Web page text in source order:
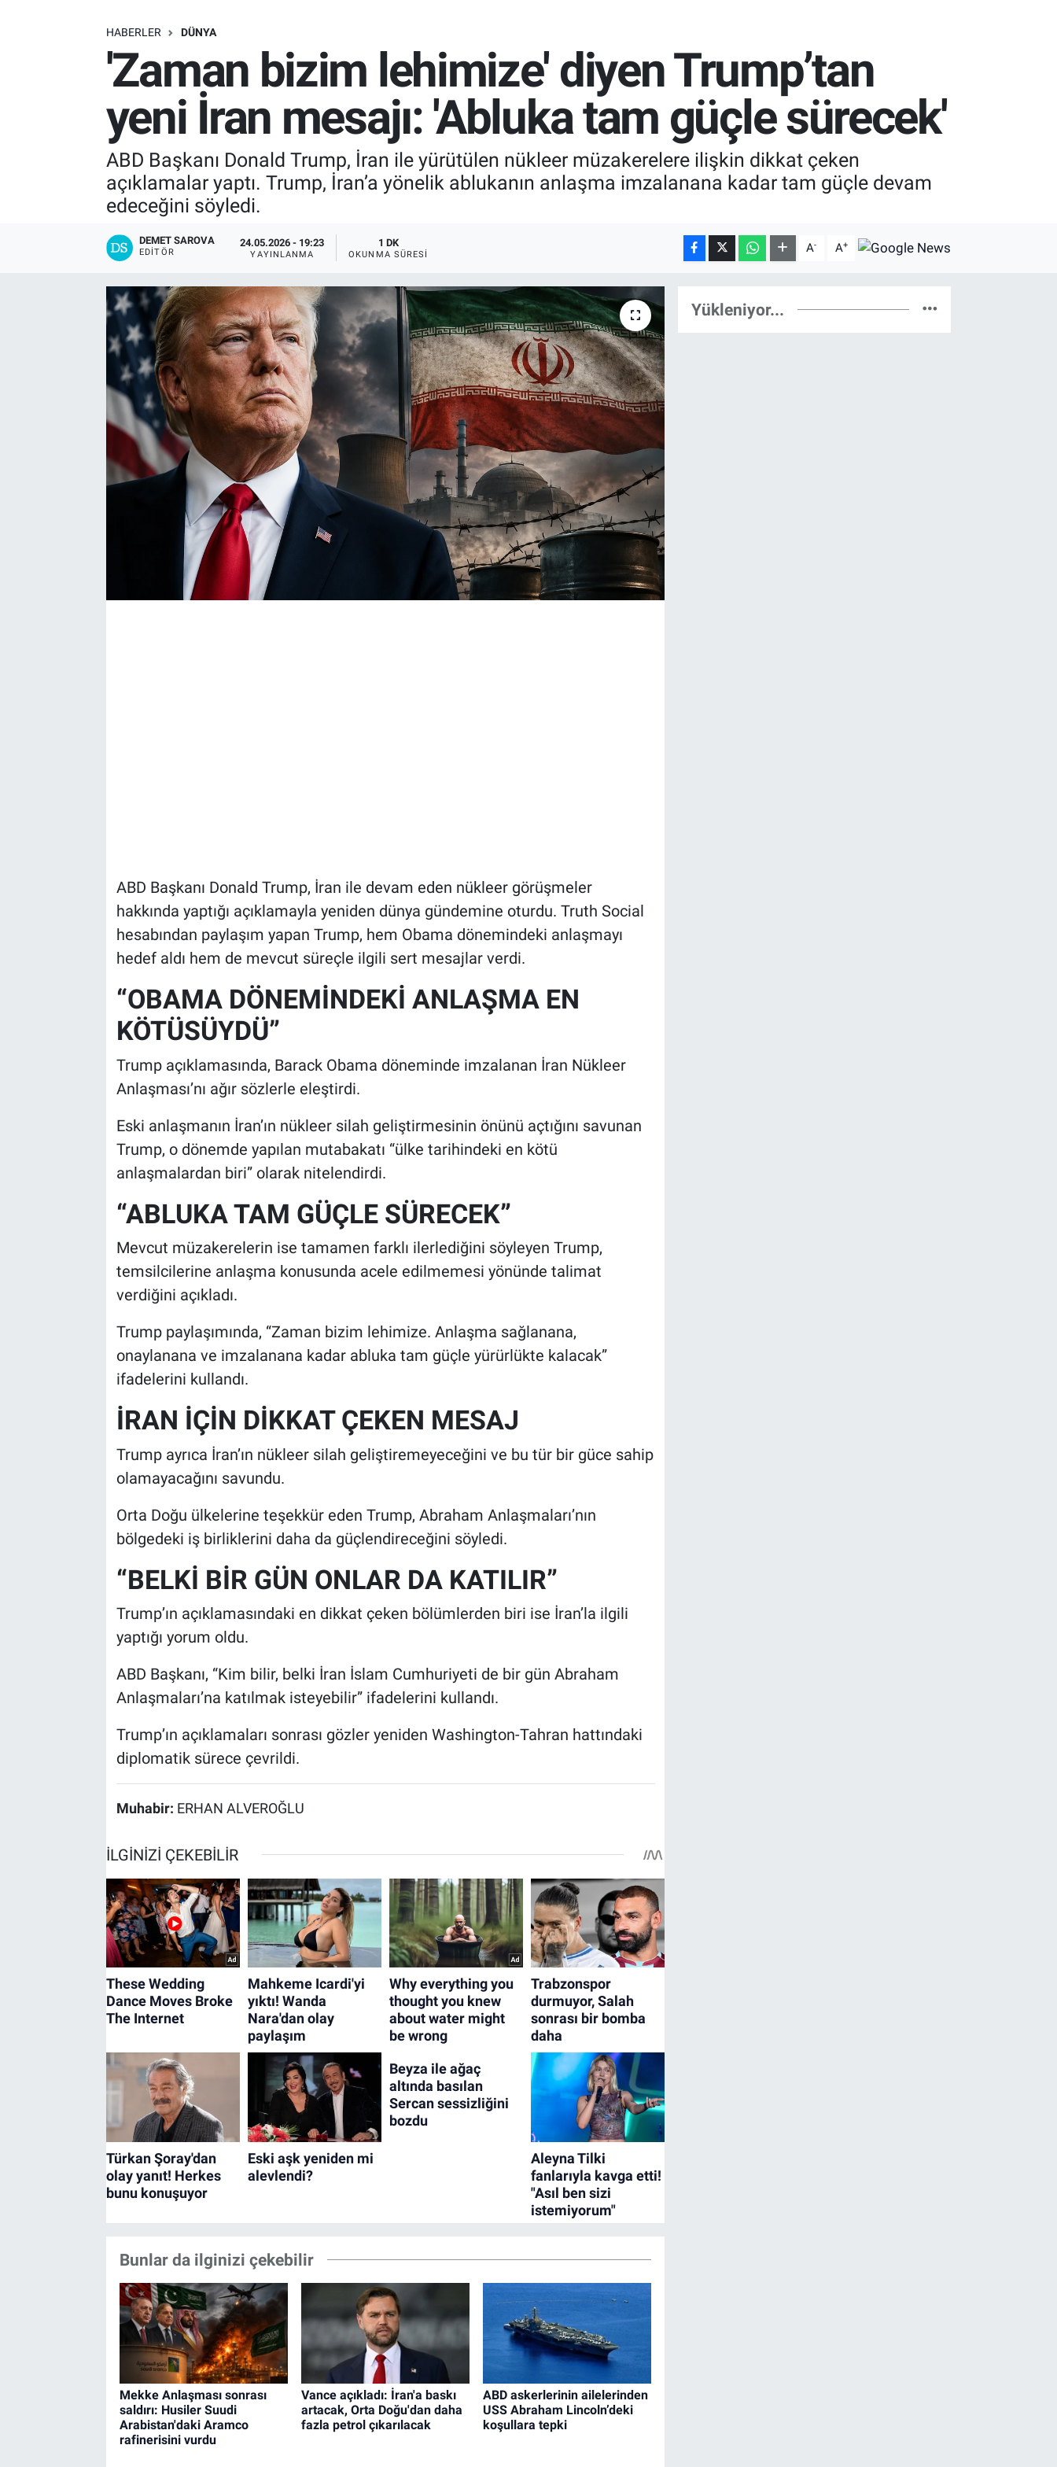
HABERLER DÜNYA
'Zaman bizim lehimize' diyen Trump’tan
yeni İran mesajı: 'Abluka tam güçle sürecek'
ABD Başkanı Donald Trump, İran ile yürütülen nükleer müzakerelere ilişkin dikkat çeken
açıklamalar yaptı. Trump, İran’a yönelik ablukanın anlaşma imzalanana kadar tam güçle devam
edeceğini söyledi.
DEMET SAROVA
EDITÖR
24.05.2026 - 19:23
YAYINLANMA
1 DK
OKUNMA SÜRESI A- A+
ABD Başkanı Donald Trump, İran ile devam eden nükleer görüşmeler
hakkında yaptığı açıklamayla yeniden dünya gündemine oturdu. Truth Social
hesabından paylaşım yapan Trump, hem Obama dönemindeki anlaşmayı
hedef aldı hem de mevcut süreçle ilgili sert mesajlar verdi.
“OBAMA DÖNEMİNDEKİ ANLAŞMA EN
KÖTÜSÜYDÜ”
Trump açıklamasında, Barack Obama döneminde imzalanan İran Nükleer
Anlaşması’nı ağır sözlerle eleştirdi.
Eski anlaşmanın İran’ın nükleer silah geliştirmesinin önünü açtığını savunan
Trump, o dönemde yapılan mutabakatı “ülke tarihindeki en kötü
anlaşmalardan biri” olarak nitelendirdi.
“ABLUKA TAM GÜÇLE SÜRECEK”
Mevcut müzakerelerin ise tamamen farklı ilerlediğini söyleyen Trump,
temsilcilerine anlaşma konusunda acele edilmemesi yönünde talimat
verdiğini açıkladı.
Trump paylaşımında, “Zaman bizim lehimize. Anlaşma sağlanana,
onaylanana ve imzalanana kadar abluka tam güçle yürürlükte kalacak”
ifadelerini kullandı.
İRAN İÇİN DİKKAT ÇEKEN MESAJ
Trump ayrıca İran’ın nükleer silah geliştiremeyeceğini ve bu tür bir güce sahip
olamayacağını savundu.
Orta Doğu ülkelerine teşekkür eden Trump, Abraham Anlaşmaları’nın
bölgedeki iş birliklerini daha da güçlendireceğini söyledi.
“BELKİ BİR GÜN ONLAR DA KATILIR”
Trump’ın açıklamasındaki en dikkat çeken bölümlerden biri ise İran’la ilgili
yaptığı yorum oldu.
ABD Başkanı, “Kim bilir, belki İran İslam Cumhuriyeti de bir gün Abraham
Anlaşmaları’na katılmak isteyebilir” ifadelerini kullandı.
Trump’ın açıklamaları sonrası gözler yeniden Washington-Tahran hattındaki
diplomatik sürece çevrildi.
Muhabir: ERHAN ALVEROĞLU
Bunlar da ilginizi çekebilir
Mekke Anlaşması sonrası
saldırı: Husiler Suudi
Arabistan'daki Aramco
rafinerisini vurdu
Vance açıkladı: İran'a baskı
artacak, Orta Doğu'dan daha
fazla petrol çıkarılacak
ABD askerlerinin ailelerinden
USS Abraham Lincoln’deki
koşullara tepki
Yükleniyor...
ÖZEL HABER
RESMİ İLANLAR
Bize ulaşın
İletişim/Künye